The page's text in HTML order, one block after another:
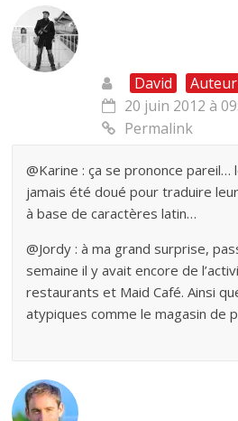
David
Auteur
20 juin 2012 à
Permalink
@Karine : ça se prononce pareil…
jamais été doué pour traduire
à base de caractères latin…
@Jordy : à ma grand surprise,
semaine il y avait encore de
restaurants et Maid Café. Ainsi
atypiques comme le magasin de